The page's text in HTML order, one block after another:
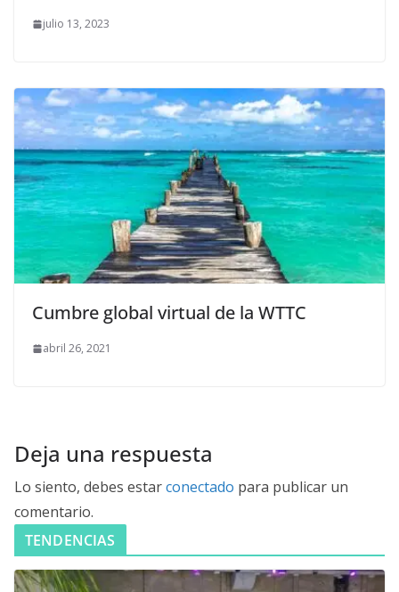
julio 13, 2023
Cumbre global virtual de la WTTC
abril 26, 2021
Deja una respuesta
Lo siento, debes estarconectado para publicar un
comentario.
TENDENCIAS